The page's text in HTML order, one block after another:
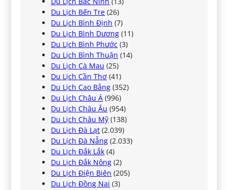
Du Lịch Bến Tre (26)
Du Lịch Bình Định (7)
Du Lịch Bình Dương (11)
Du Lịch Bình Phước (3)
Du Lịch Bình Thuận (14)
Du Lịch Cà Mau (25)
Du Lịch Cần Thơ (41)
Du Lịch Cao Bằng (352)
Du Lịch Châu Á (996)
Du Lịch Châu Âu (954)
Du Lịch Châu Mỹ (138)
Du Lịch Đà Lạt (2.039)
Du Lịch Đà Nẵng (2.033)
Du Lịch Đắk Lắk (4)
Du Lịch Đắk Nông (2)
Du Lịch Điện Biên (205)
Du Lịch Đồng Nai (3)